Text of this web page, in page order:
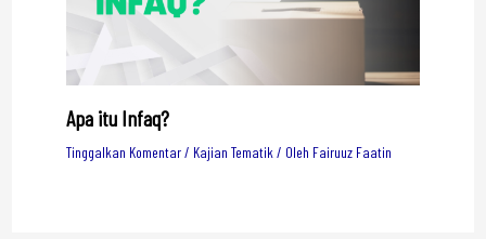
Apa itu Infaq?
Tinggalkan Komentar/ Kajian Tematik / Oleh Fairuuz Faatin